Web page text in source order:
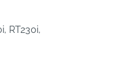
RT230i,